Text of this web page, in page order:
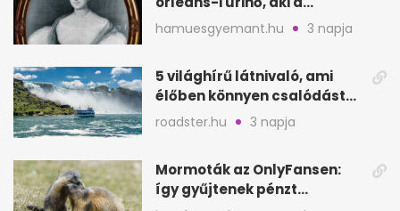
padláson kínzott
hamuesgyemant.hu 3 napja
5 világhírű látnivaló, ami
élőben könnyen csalódást
okozhat
roadster.hu 3 napja
Mormoták az OnlyFansen:
így gyűjtenek pénzt